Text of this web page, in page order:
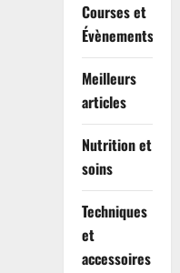
Courses et
Évènements
Meilleurs
articles
Nutrition et
soins
Techniques
et
accessoires